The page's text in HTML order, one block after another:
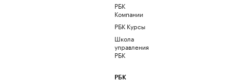
РБК
Компании
РБК Курсы
Школа
управления
РБК
РБК